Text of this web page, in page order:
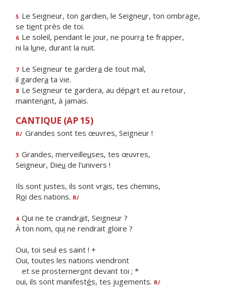
5 Le Seigneur, ton gardien, le Seigneur, ton ombrage,
se tient près de toi.
6 Le soleil, pendant le jour, ne pourra te frapper,
ni la lune, durant la nuit.
7 Le Seigneur te gardera de tout mal,
il gardera ta vie.
8 Le Seigneur te gardera, au départ et au retour,
maintenant, à jamais.
CANTIQUE (AP 15)
R/ Grandes sont tes œuvres, Seigneur !
3 Grandes, merveilleuses, tes œuvres,
Seigneur, Dieu de l'univers !
Ils sont justes, ils sont vrais, tes chemins,
Roi des nations. R/
4 Qui ne te craindrait, Seigneur ?
À ton nom, qui ne rendrait gloire ?
Oui, toi seul es saint ! +
Oui, toutes les nations viendront
et se prosterneront devant toi ; *
oui, ils sont manifestés, tes jugements. R/